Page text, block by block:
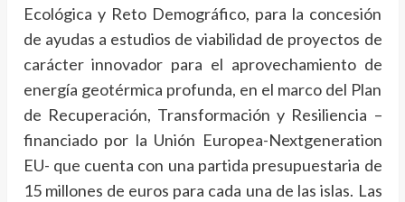
Ecológica y Reto Demográfico, para la concesión
de ayudas a estudios de viabilidad de proyectos de
carácter innovador para el aprovechamiento de
energía geotérmica profunda, en el marco del Plan
de Recuperación, Transformación y Resiliencia –
financiado por la Unión Europea-Nextgeneration
EU- que cuenta con una partida presupuestaria de
15 millones de euros para cada una de las islas. Las